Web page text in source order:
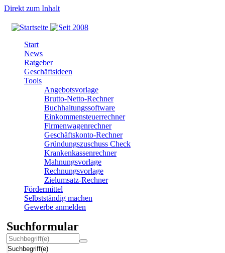
Direkt zum Inhalt
Start
News
Ratgeber
Geschäftsideen
Tools
Angebotsvorlage
Brutto-Netto-Rechner
Buchhaltungssoftware
Einkommensteuerrechner
Firmenwagenrechner
Geschäftskonto-Rechner
Gründungszuschuss Check
Krankenkassenrechner
Mahnungsvorlage
Rechnungsvorlage
Zielumsatz-Rechner
Fördermittel
Selbstständig machen
Gewerbe anmelden
Suchformular
Suchbegriff(e)